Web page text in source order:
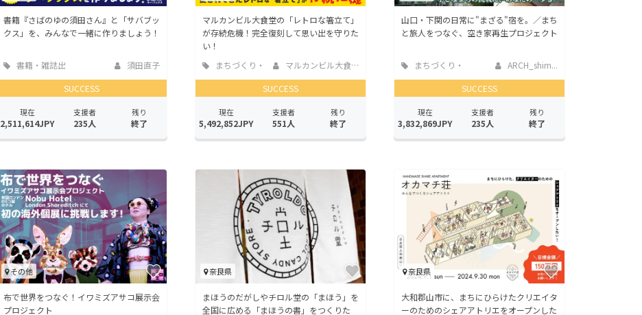
書籍『さばのゆの須田さん』と「サバブッ
クス」を、みんなで一緒に作りましょう！
書籍・雑誌出
版
須田直子
SUCCESS
現在
2,511,614JPY
支援者
235人
残り
終了
マルカンビル大食堂の「レトロな箸立て」
が存続危機！完全復刻して思い出を守りた
い！
まちづくり・
地域活性化
マルカンビル大食堂
SUCCESS
現在
5,492,852JPY
支援者
551人
残り
終了
山口・下関の日常に"まざる"宿を。／まち
と旅人をつなぐ、空き家再生プロジェクト
まちづくり・
地域活性化
ARCH_shim...
SUCCESS
現在
3,832,869JPY
支援者
235人
残り
終了
その他
布で世界をつなぐ！イワミズアサコ展示会
プロジェクト
奈良県
まほうのだがしやチロル堂の「まほう」を
全国に広める「まほうの書」をつくりた
奈良県
大和郡山市に、まちにひらけたクリエイタ
ーのためのシェアアトリエをオープンした